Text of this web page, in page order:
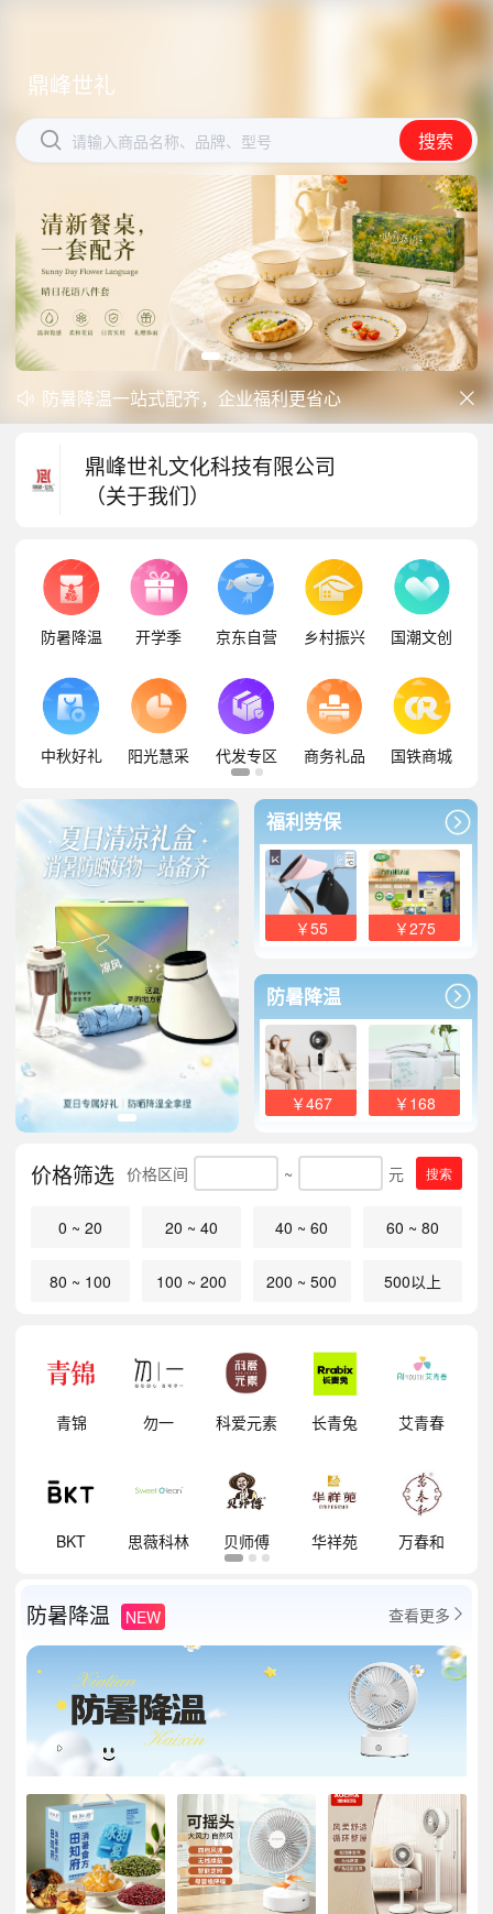
鼎峰世礼
 请输入商品名称、品牌、型号 搜索
鼎峰世礼
 请输入商品名称、品牌、型号 搜索

防暑降温一站式配齐，企业福利更省心
开学季礼品专区现已正式上线！

鼎峰世礼文化科技有限公司
（关于我们）
防暑降温 开学季 京东自营 乡村振兴 国潮文创
中秋好礼 阳光慧采 代发专区 商务礼品 国铁商城
福利劳保
￥55 ￥275
防暑降温
￥467 ￥168
价格筛选 价格区间 ~ 元 搜索
0 ~ 20 20 ~ 40 40 ~ 60 60 ~ 80
80 ~ 100 100 ~ 200 200 ~ 500 500以上
青锦 勿一 科爱元素 长青兔 艾青春
BKT 思薇科林 贝师傅 华祥苑 万春和
防暑降温 NEW 查看更多 